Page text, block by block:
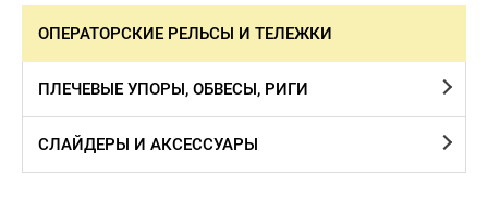
ОПЕРАТОРСКИЕ РЕЛЬСЫ И ТЕЛЕЖКИ
ПЛЕЧЕВЫЕ УПОРЫ, ОБВЕСЫ, РИГИ
СЛАЙДЕРЫ И АКСЕССУАРЫ